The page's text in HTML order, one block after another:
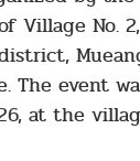
Village No.
The event
at the